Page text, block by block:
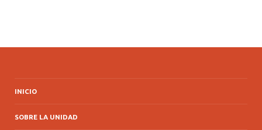
INICIO
SOBRE LA UNIDAD